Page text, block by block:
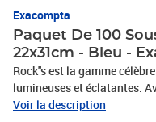
Exacompta
Paquet De 100
22x31cm - Bleu -
Rock''s est la gamme
lumineuses et éclatantes.
distinguent et votre
Voir la description